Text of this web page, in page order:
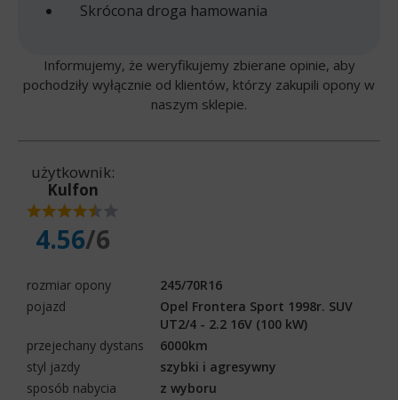
Skrócona droga hamowania
Informujemy, że weryfikujemy zbierane opinie, aby
pochodziły wyłącznie od klientów, którzy zakupili opony w
naszym sklepie.
użytkownik:
Kulfon
4.56/6
rozmiar opony
245/70R16
pojazd
Opel Frontera Sport 1998r. SUV
UT2/4 - 2.2 16V (100 kW)
przejechany dystans
6000km
styl jazdy
szybki i agresywny
sposób nabycia
z wyboru